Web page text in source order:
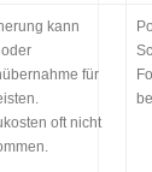
kann
für
oft nicht